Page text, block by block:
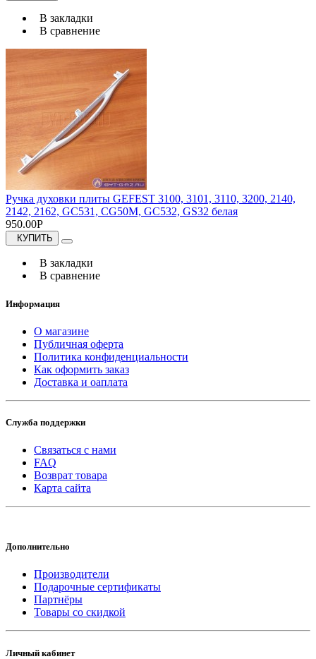
В закладки
В сравнение
Ручка духовки плиты GEFEST 3100, 3101, 3110, 3200, 2140,
2142, 2162, GC531, CG50M, GC532, GS32 белая
950.00Р
КУПИТЬ
В закладки
В сравнение
Информация
О магазине
Публичная оферта
Политика конфиденциальности
Как оформить заказ
Доставка и оаплата
Служба поддержки
Связаться с нами
FAQ
Возврат товара
Карта сайта
Дополнительно
Производители
Подарочные сертификаты
Партнёры
Товары со скидкой
Личный кабинет